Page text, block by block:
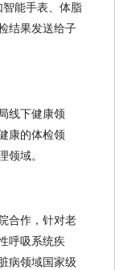
智能手表、体脂
结果发送给子
线下健康领
康的体检领
领域。
合作，针对老
呼吸系统疾
病领域国家级